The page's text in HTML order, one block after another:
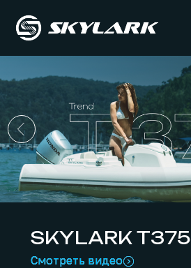
SKYLARK T375
Смотреть видео
Смотреть видео